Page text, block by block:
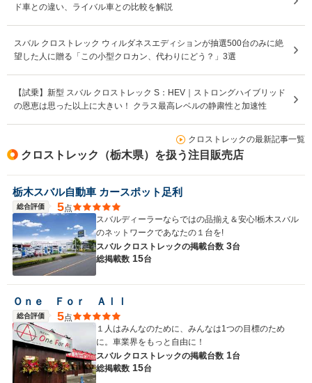
ド車との違い、ライバル車との比較を解説
スバル クロストレック ウィルダネスエディションが抽選500台のみに絶
望した人に贈る「この小型クロカン、代わりにどう？」3選
【試乗】新型 スバル クロストレック S：HEV｜ストロングハイブリッド
の恩恵は思った以上に大きい！ クラス最高レベルの静粛性と加速性
クロストレックの最新記事一覧
クロストレック（栃木県）を扱う注目販売店
栃木スバル自動車 カースポット足利
総合評価 5点
スバルディーラーならではの品揃え＆安心!栃木スバル
のネットワークであなたの１台を!
スバル クロストレックの掲載台数 3台
総掲載数 15台
Ｏｎｅ Ｆｏｒ Ａｌｌ
総合評価 5点
１人はみんなのために、みんなは1つの目標のため
に。車業界をもっと自由に！
スバル クロストレックの掲載台数 1台
総掲載数 15台